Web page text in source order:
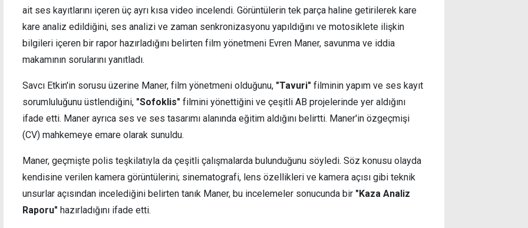
ait ses kayıtlarını içeren üç ayrı kısa video incelendi. Görüntülerin tek parça haline getirilerek kare
kare analiz edildiğini, ses analizi ve zaman senkronizasyonu yapıldığını ve motosiklete ilişkin
bilgileri içeren bir rapor hazırladığını belirten film yönetmeni Evren Maner, savunma ve iddia
makamının sorularını yanıtladı.
Savcı Etkin'in sorusu üzerine Maner, film yönetmeni olduğunu, "Tavuri" filminin yapım ve ses kayıt
sorumluluğunu üstlendiğini, "Sofoklis" filmini yönettiğini ve çeşitli AB projelerinde yer aldığını
ifade etti. Maner ayrıca ses ve ses tasarımı alanında eğitim aldığını belirtti. Maner'in özgeçmişi
(CV) mahkemeye emare olarak sunuldu.
Maner, geçmişte polis teşkilatıyla da çeşitli çalışmalarda bulunduğunu söyledi. Söz konusu olayda
kendisine verilen kamera görüntülerini; sinematografi, lens özellikleri ve kamera açısı gibi teknik
unsurlar açısından incelediğini belirten tanık Maner, bu incelemeler sonucunda bir "Kaza Analiz
Raporu" hazırladığını ifade etti.